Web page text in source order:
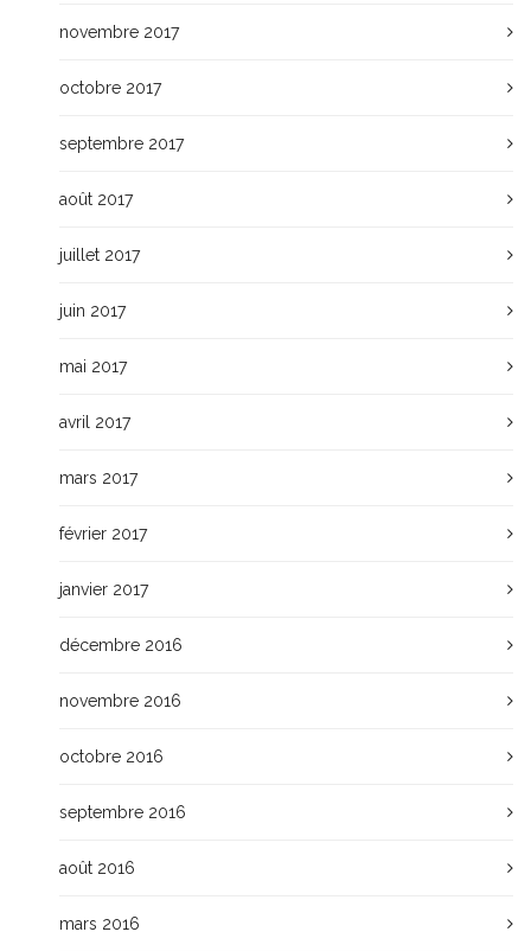
novembre 2017
octobre 2017
septembre 2017
août 2017
juillet 2017
juin 2017
mai 2017
avril 2017
mars 2017
février 2017
janvier 2017
décembre 2016
novembre 2016
octobre 2016
septembre 2016
août 2016
mars 2016